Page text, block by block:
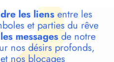
les liensentre les
et parties du rêve
messagesde notre
nos désirs profonds,
nos blocages